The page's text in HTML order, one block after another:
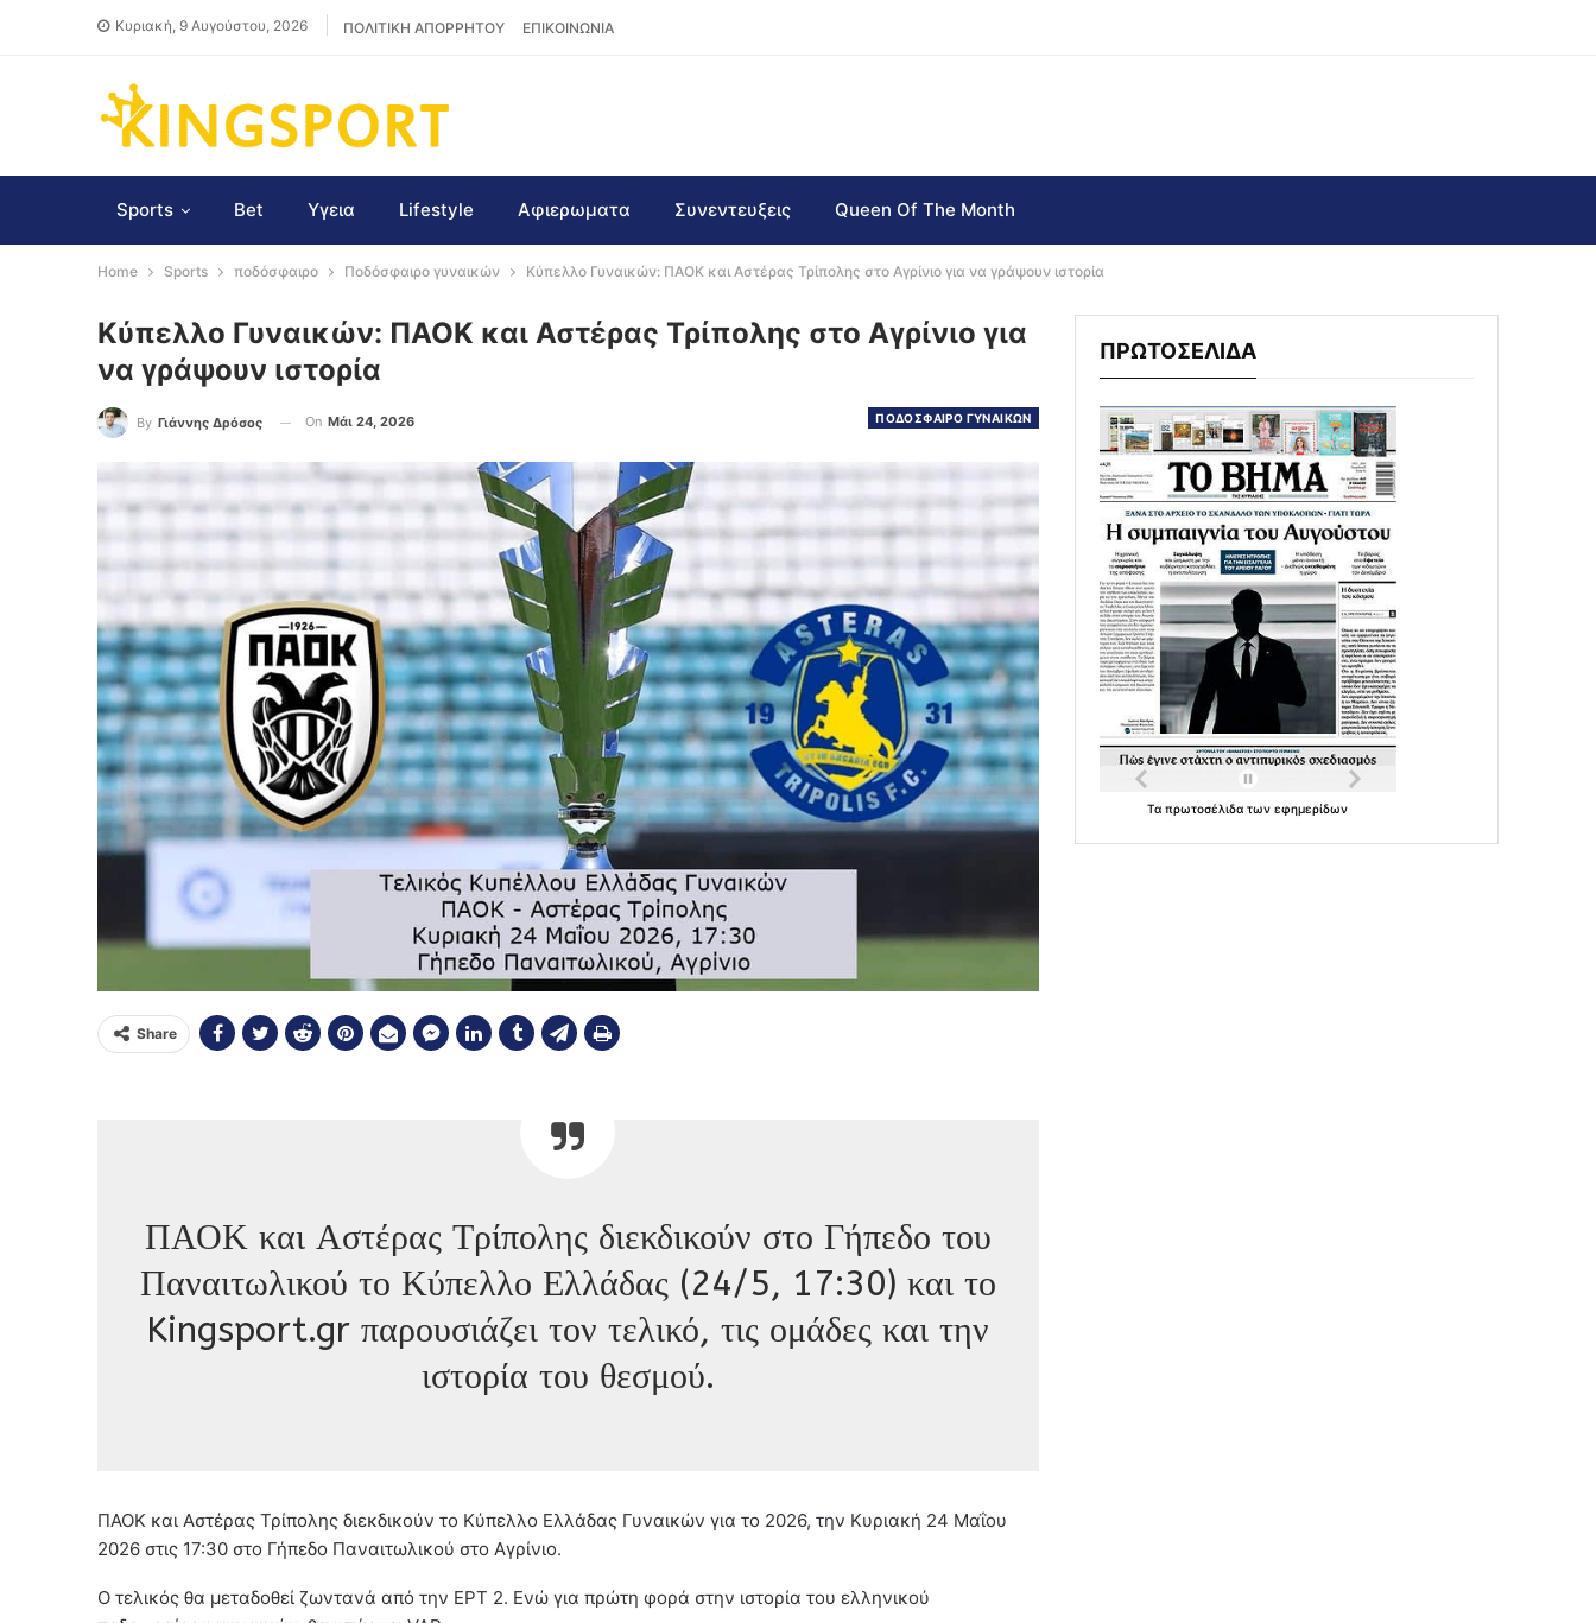
Κυριακή, 9 Αυγούστου, 2026 ΠΟΛΙΤΙΚΗ ΑΠΟΡΡΗΤΟΥ ΕΠΙΚΟΙΝΩΝΙΑ
Sports Bet Υγεια Lifestyle Αφιερωματα Συνεντευξεις Queen Of The Month
Home Sports ποδόσφαιρο Ποδόσφαιρο γυναικών Κύπελλο Γυναικών: ΠΑΟΚ και Αστέρας Τρίπολης στο Αγρίνιο για να γράψουν ιστορία
Κύπελλο Γυναικών: ΠΑΟΚ και Αστέρας Τρίπολης στο Αγρίνιο για
να γράψουν ιστορία
ΠΟΔΟΣΦΑΙΡΟ ΓΥΝΑΙΚΩΝ
By Γιάννης Δρόσος On Μάι 24, 2026
Share
ΠΑΟΚ και Αστέρας Τρίπολης διεκδικούν στο Γήπεδο του
Παναιτωλικού το Κύπελλο Ελλάδας (24/5, 17:30) και το
Kingsport.gr παρουσιάζει τον τελικό, τις ομάδες και την
ιστορία του θεσμού.
ΠΑΟΚ και Αστέρας Τρίπολης διεκδικούν το Κύπελλο Ελλάδας Γυναικών για το 2026, την Κυριακή 24 Μαΐου
2026 στις 17:30 στο Γήπεδο Παναιτωλικού στο Αγρίνιο.
Ο τελικός θα μεταδοθεί ζωντανά από την ΕΡΤ 2. Ενώ για πρώτη φορά στην ιστορία του ελληνικού
ΠΡΩΤΟΣΕΛΙΔΑ
Ταπρωτοσέλιδατωνεφημερίδων